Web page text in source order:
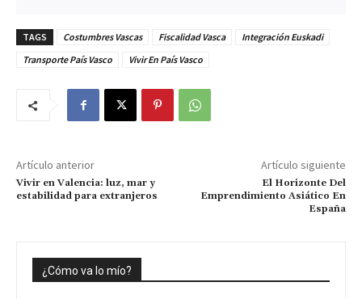
TAGS Costumbres Vascas Fiscalidad Vasca
Integración Euskadi
Transporte País Vasco
Vivir En País Vasco
Artículo anterior
Vivir en Valencia: luz, mar y
estabilidad para extranjeros
Artículo siguiente
El Horizonte Del
Emprendimiento Asiático En
España
¿Cómo va lo mío?